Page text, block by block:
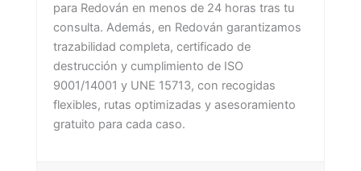
para Redován en menos de 24 horas tras tu
consulta. Además, en Redován garantizamos
trazabilidad completa, certificado de
destrucción y cumplimiento de ISO
9001/14001 y UNE 15713, con recogidas
flexibles, rutas optimizadas y asesoramiento
gratuito para cada caso.